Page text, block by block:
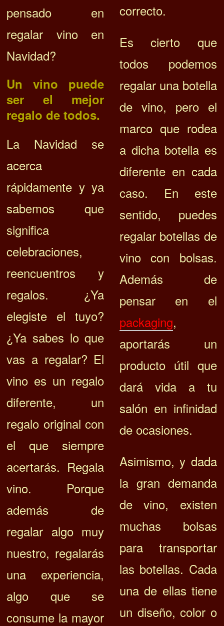
pensado en
regalar vino en
Navidad?
Un vino puede
ser el mejor
regalo de todos.
La Navidad se
acerca
rápidamente y ya
sabemos que
significa
celebraciones,
reencuentros y
regalos. ¿Ya
elegiste el tuyo?
¿Ya sabes lo que
vas a regalar? El
vino es un regalo
diferente, un
regalo original con
el que siempre
acertarás. Regala
vino. Porque
además de
regalar algo muy
nuestro, regalarás
una experiencia,
algo que se
consume la mayor
correcto.
Es cierto que
todos podemos
regalar una botella
de vino, pero el
marco que rodea
a dicha botella es
diferente en cada
caso. En este
sentido, puedes
regalar botellas de
vino con bolsas.
Además de
pensar en el
packaging,
aportarás un
producto útil que
dará vida a tu
salón en infinidad
de ocasiones.
Asimismo, y dada
la gran demanda
de vino, existen
muchas bolsas
para transportar
las botellas. Cada
una de ellas tiene
un diseño, color o